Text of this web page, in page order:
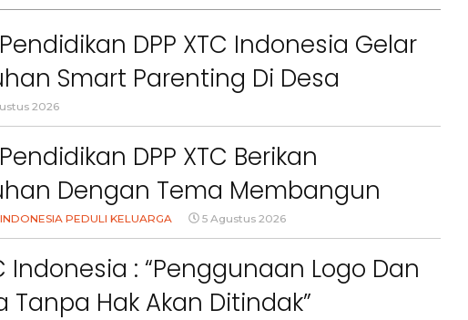
DPP XTC Indonesia Gelar
Smart Parenting Di Desa
KBB
2026
DPP XTC Berikan
Dengan Tema Membangun
Tua Dalam Menjaga
Anak Di Era Digital
PEDULI KELUARGA 5 Agustus 2026
Indonesia : “Penggunaan Logo Dan
Tanpa Hak Akan Ditindak”